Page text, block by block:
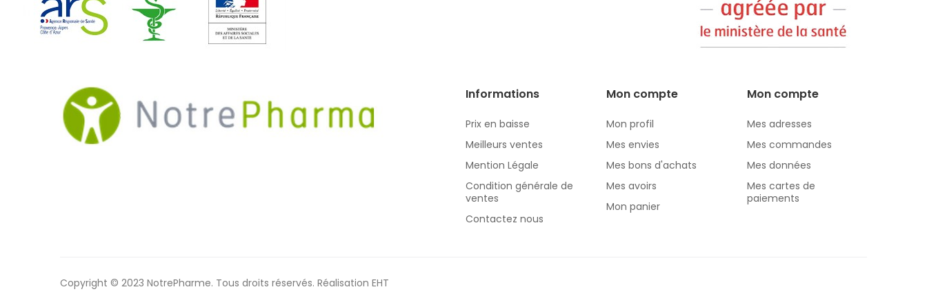
Informations
Prix en baisse
Meilleurs ventes
Mention Légale
Condition générale de
ventes
Contactez nous
Mon compte
Mon profil
Mes envies
Mes bons d'achats
Mes avoirs
Mon panier
Mon compte
Mes adresses
Mes commandes
Mes données
Mes cartes de
paiements
Copyright © 2023 NotrePharme. Tous droits réservés. Réalisation EHT